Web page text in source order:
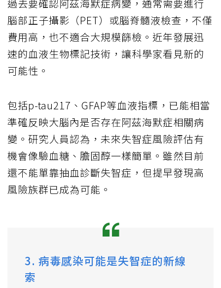
過去要確認阿茲海默症病變，通常需要進行
腦部正子攝影（PET）或腦脊髓液檢查，不僅
費用高，也不適合大規模篩檢。近年發展迅
速的血液生物標記技術，讓科學家看見新的
可能性。
包括p-tau217、GFAP等血液指標，已能相當
準確反映大腦內是否存在阿茲海默症相關病
變。研究人員認為，未來失智症風險評估有
機會像驗血糖、膽固醇一樣簡單。雖然目前
還不能單靠抽血診斷失智症，但提早發現高
風險族群已成為可能。
3. 病毒感染可能是失智症的新線
索